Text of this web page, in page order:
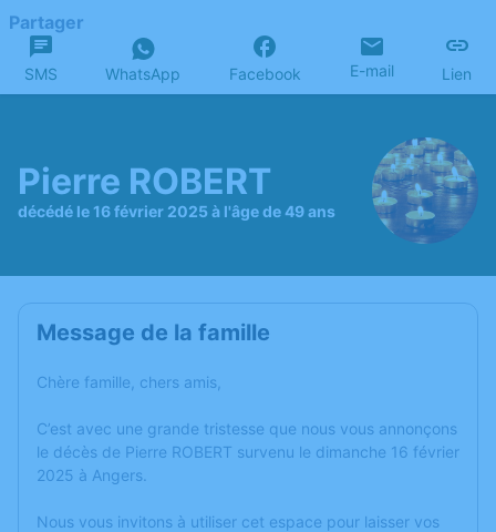
Partager
SMS WhatsApp Facebook E-mail Lien
Pierre ROBERT
décédé le 16 février 2025 à l'âge de 49 ans
Message de la famille
Chère famille, chers amis,
C’est avec une grande tristesse que nous vous annonçons
le décès de Pierre ROBERT survenu le dimanche 16 février
2025 à Angers.
Nous vous invitons à utiliser cet espace pour laisser vos